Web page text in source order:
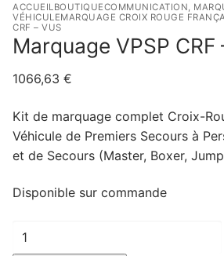
ACCUEILBOUTIQUECOMMUNICATION,
VÉHICULEMARQUAGE CROIX ROUGE
CRF – VUS
Marquage VPSP CRF
1066,63 €
Kit de marquage complet Croix-
Véhicule de Premiers Secours à
et de Secours (Master, Boxer,
Disponible sur commande
quantité